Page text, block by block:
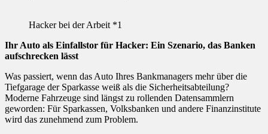
Hacker bei der Arbeit *1
Ihr Auto als Einfallstor für Hacker: Ein Szenario, das Banken
aufschrecken lässt
Was passiert, wenn das Auto Ihres Bankmanagers mehr über die
Tiefgarage der Sparkasse weiß als die Sicherheitsabteilung?
Moderne Fahrzeuge sind längst zu rollenden Datensammlern
geworden: Für Sparkassen, Volksbanken und andere Finanzinstitute
wird das zunehmend zum Problem.